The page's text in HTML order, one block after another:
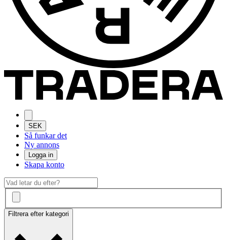
SEK
Så funkar det
Ny annons
Logga in
Skapa konto
Filtrera efter kategori